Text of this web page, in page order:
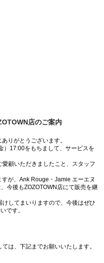
店のご案内
りがとうございます。
）17:00をもちまして、サービスを
顧いただきましたこと、スタッフ
が、Ank Rouge・Jamie エーエヌ
今後もZOZOTOWN店にて販売を継
してまいりますので、今後はぜひ
です。
は、下記までお願いいたします。